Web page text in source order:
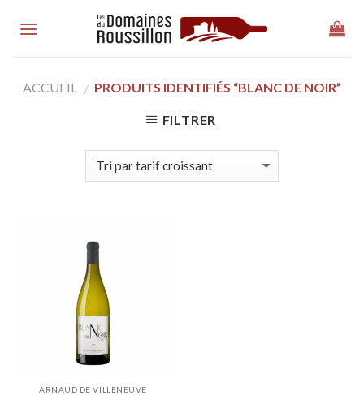
ACCUEIL / PRODUITS IDENTIFIÉS “BLANC DE NOIR”
FILTRER
ARNAUD DE VILLENEUVE